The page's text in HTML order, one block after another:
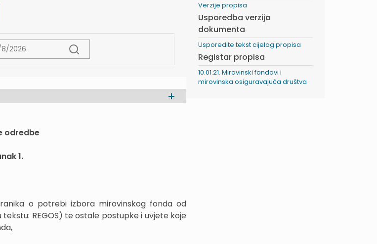
odredbe
1.
o potrebi izbora mirovinskog fonda od
REGOS) te ostale postupke i uvjete koje
Verzije propisa
Usporedba verzija
dokumenta
Usporedite tekst cijelog propisa
Registar propisa
10.01.21. Mirovinski fondovi i
mirovinska osiguravajuća društva